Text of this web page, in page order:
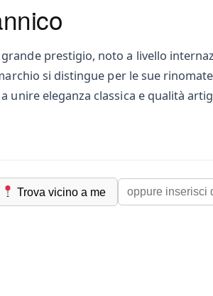
prestigio, noto a livello
si distingue per le sue
unire eleganza classica e qualità
Trova vicino a me